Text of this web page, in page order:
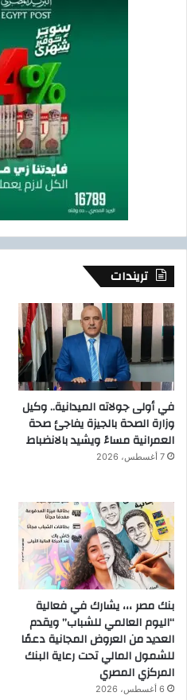
تريندات
في أولى جولاته الميدانية.. وكيل
وزارة الصحة بالجيزة يفاجئ صحة
العمرانية مساءً ويشيد بالانضباط
7 أغسطس، 2026
بنك مصر ،،، يشارك في فعالية
“اليوم العالمي للشباب” ويقدم
العديد من العروض المجانية دعمًا
للشمول المالي تحت رعاية البنك
المركزي المصري
6 أغسطس، 2026